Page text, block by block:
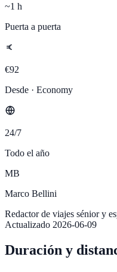
~1 h
Puerta a puerta
€92
Desde · Economy
24/7
Todo el año
MB
Marco Bellini
Redactor de viajes sénior y
Actualizado 2026-06-09
Duración y